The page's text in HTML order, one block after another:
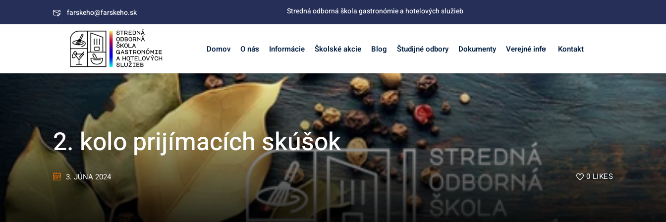
farskeho@farskeho.sk Stredná odborná škola gastronómie a hotelových služieb
Domov O nás Informácie Školské akcie Blog Študijné odbory Dokumenty Verejné info Kontakt
2. kolo prijímacích skúšok
3. JÚNA 2024 0LIKES